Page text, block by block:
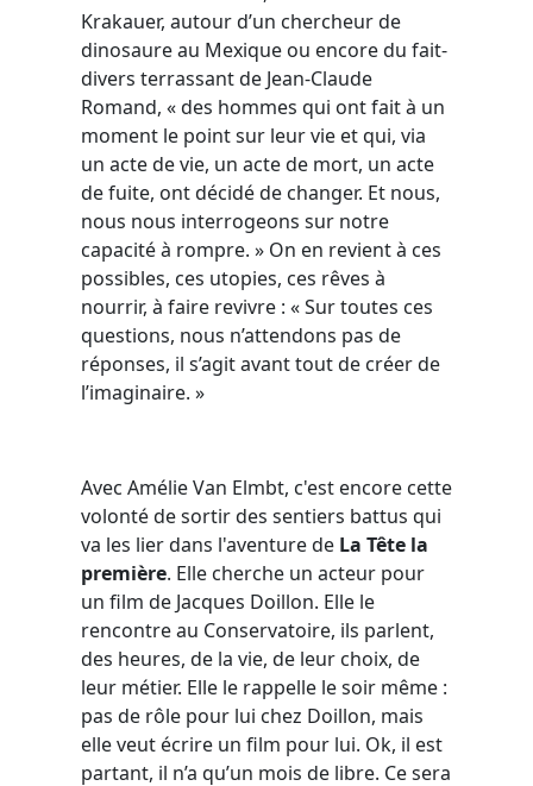
Krakauer, autour d’un chercheur de
dinosaure au Mexique ou encore du fait-
divers terrassant de Jean-Claude
Romand, « des hommes qui ont fait à un
moment le point sur leur vie et qui, via
un acte de vie, un acte de mort, un acte
de fuite, ont décidé de changer. Et nous,
nous nous interrogeons sur notre
capacité à rompre. » On en revient à ces
possibles, ces utopies, ces rêves à
nourrir, à faire revivre : « Sur toutes ces
questions, nous n’attendons pas de
réponses, il s’agit avant tout de créer de
l’imaginaire. »
Avec Amélie Van Elmbt, c'est encore cette
volonté de sortir des sentiers battus qui
va les lier dans l'aventure de La Tête la
première. Elle cherche un acteur pour
un film de Jacques Doillon. Elle le
rencontre au Conservatoire, ils parlent,
des heures, de la vie, de leur choix, de
leur métier. Elle le rappelle le soir même :
pas de rôle pour lui chez Doillon, mais
elle veut écrire un film pour lui. Ok, il est
partant, il n’a qu’un mois de libre. Ce sera